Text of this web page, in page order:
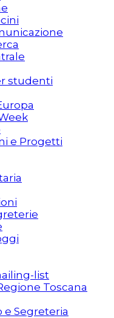
studenti
e Progetti
list
Toscana
e Segreteria